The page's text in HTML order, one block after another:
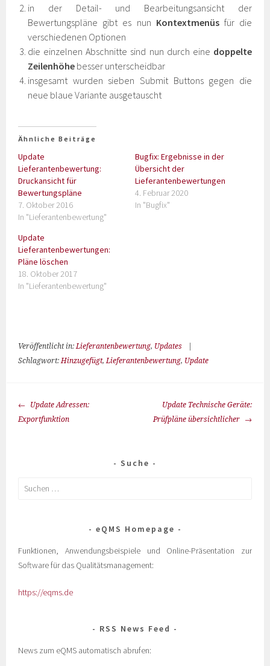
in der Detail- und Bearbeitungsansicht der
Bewertungspläne gibt es nun Kontextmenüsfür die
verschiedenen Optionen
die einzelnen Abschnitte sind nun durch eine doppelte
Zeilenhöhe besser unterscheidbar
insgesamt wurden sieben Submit Buttons gegen die
neue blaue Variante ausgetauscht
Ähnliche Beiträge
Update
Lieferantenbewertung:
Druckansicht für
Bewertungspläne
7. Oktober 2016
In "Lieferantenbewertung"
Bugfix: Ergebnisse in der
Übersicht der
Lieferantenbewertungen
4. Februar 2020
In "Bugfix"
Update
Lieferantenbewertungen:
Pläne löschen
18. Oktober 2017
In "Lieferantenbewertung"
Veröffentlicht in:Lieferantenbewertung, Updates
Schlagwort:Hinzugefügt,Lieferantenbewertung, Update
Update Adressen:
Exportfunktion
Update Technische Geräte:
Prüfpläne übersichtlicher
Suche
eQMS Homepage
Funktionen, Anwendungsbeispiele und Online-Präsentation zur
Software für das Qualitätsmanagement:
https://eqms.de
RSS News Feed
News zum eQMS automatisch abrufen: